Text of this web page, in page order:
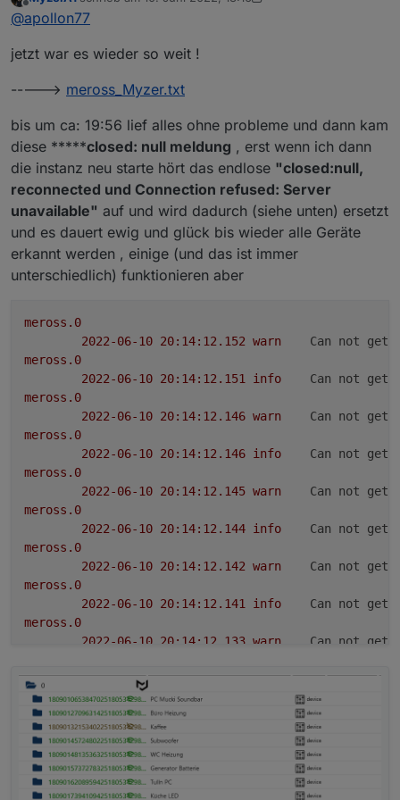
2022-06-10 13:56:16.752  - [32minfo[39m:
2022-06-10 13:56:16.752  - [32minfo[39m:
Offline
zuletzt editiert von MyzerAT6. Okt. 2022, 20:46
@apollon77
jetzt war es wieder so weit !
-----> meross_Myzer.txt
bis um ca: 19:56 lief alles ohne probleme und dann kam
diese *****closed: null meldung , erst wenn ich dann
die instanz neu starte hört das endlose "closed:null,
reconnected und Connection refused: Server
unavailable" auf und wird dadurch (siehe unten) ersetzt
und es dauert ewig und glück bis wieder alle Geräte
erkannt werden , einige (und das ist immer
unterschiedlich) funktionieren aber
meross.0
warn
Can not get
meross.0
info
Can not get
meross.0
warn
Can not get
meross.0
info
Can not get
meross.0
warn
Can not get
meross.0
info
Can not get
meross.0
warn
Can not get
meross.0
info
Can not get
meross.0
warn
Can not get
2022-06-10 20:14:12.132 info
Can not get
meross.0
Can not get
meross.0
Can not get
meross.0